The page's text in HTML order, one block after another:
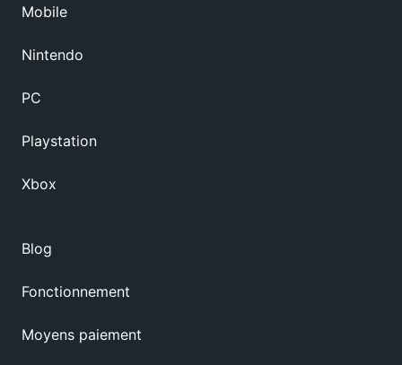
Mobile
Nintendo
PC
Playstation
Xbox
Blog
Fonctionnement
Moyens paiement